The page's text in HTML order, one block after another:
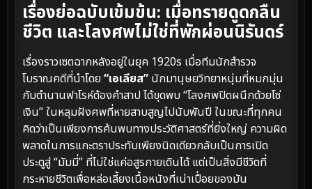
เรื่องย่อฉบับเข้มข้น: เมื่อทรายดูดกลืน
ชีวิต และโลงศพไม่ใช่ที่พักผ่อนนิรันดร์
เรื่องราวเซตฉากหลังอยู่ในยุค 1920s เมื่อทีมนักสำรวจ
โบราณคดีที่นำโดย“เอเลียส” นักมานุษยวิทยาหนุ่มที่หมกมุ่น
กับตำนานฟาโรห์ต้องคำสาป ได้ขุดพบ “โลงศพปิดผนึกด้วยโซ่
เงิน” ในหลุมฝังศพที่หายสาบสูญไปนับพันปี ในขณะที่ทุกคน
คิดว่าเป็นเพียงการค้นพบทางประวัติศาสตร์ที่ยิ่งใหญ่ ความผิด
พลาดในการแกะตราประทับเพียงนิดเดียวกลับเป็นการเปิด
ประตูสู่ “มัมมี่” ที่ไม่ใช่แค่อสูรกายเดินได้ แต่เป็นสิ่งมีชีวิตที่
กระหายชีวิตเพื่อหล่อเลี้ยงเนื้อหนังที่เน่าเปื่อยของมัน